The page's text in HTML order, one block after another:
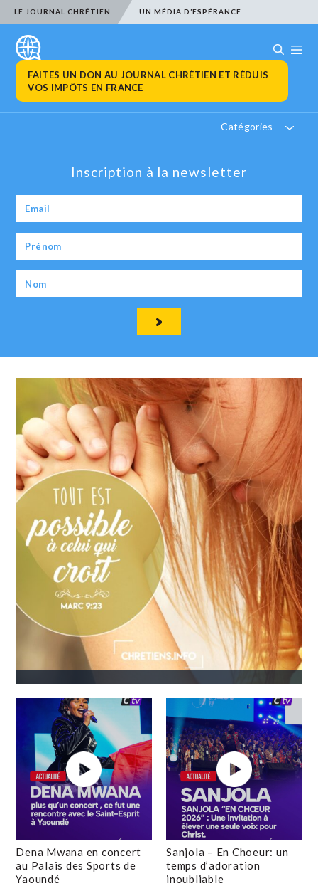
LE JOURNAL CHRÉTIEN UN MÉDIA D’ESPÉRANCE
FAITES UN DON AU JOURNAL CHRÉTIEN ET RÉDUIS
VOS IMPÔTS EN FRANCE
Catégories
Inscription à la newsletter
Dena Mwana en concert
au Palais des Sports de
Yaoundé
Sanjola – En Choeur: un
temps d’adoration
inoubliable